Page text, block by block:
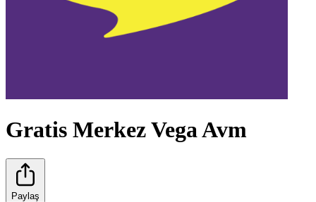
Gratis Merkez Vega Avm
Paylaş